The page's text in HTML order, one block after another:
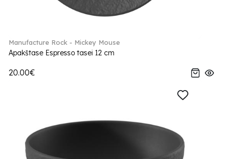
Manufacture Rock - Mickey Mouse
Apakštase Espresso tasei 12 cm
20.00€